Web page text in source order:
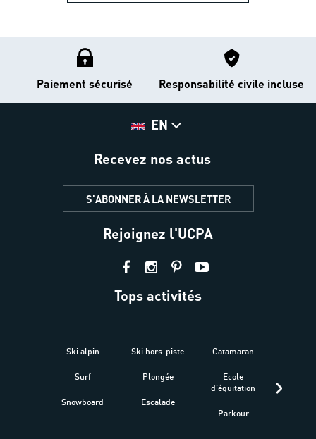
Paiement sécurisé Responsabilité civile incluse
EN
Recevez nos actus
S'ABONNER À LA NEWSLETTER
Rejoignez l'UCPA
Tops activités
Ski alpin
Surf
Snowboard
Ski hors-piste
Plongée
Escalade
Catamaran
Ecole
d'équitation
Parkour